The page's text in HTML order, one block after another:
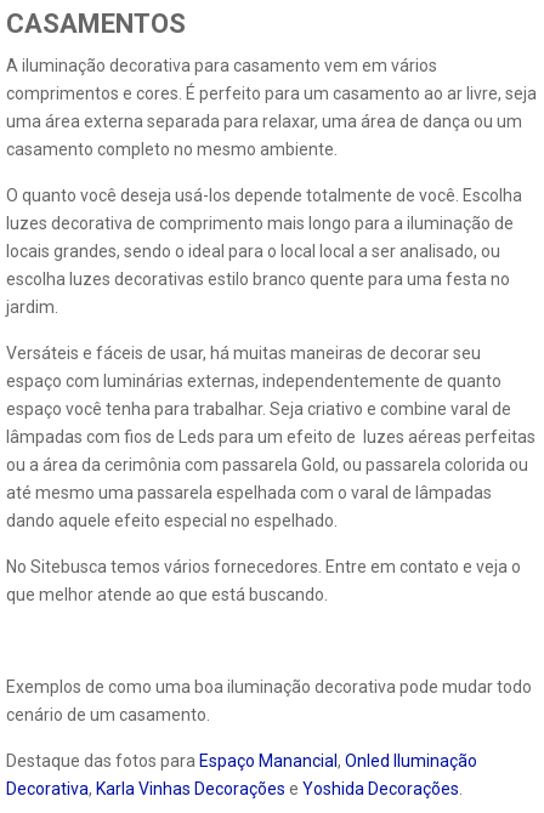
CASAMENTOS
A iluminação decorativa para casamento vem em vários
comprimentos e cores. É perfeito para um casamento ao ar livre, seja
uma área externa separada para relaxar, uma área de dança ou um
casamento completo no mesmo ambiente.
O quanto você deseja usá-los depende totalmente de você. Escolha
luzes decorativa de comprimento mais longo para a iluminação de
locais grandes, sendo o ideal para o local local a ser analisado, ou
escolha luzes decorativas estilo branco quente para uma festa no
jardim.
Versáteis e fáceis de usar, há muitas maneiras de decorar seu
espaço com luminárias externas, independentemente de quanto
espaço você tenha para trabalhar. Seja criativo e combine varal de
lâmpadas com fios de Leds para um efeito de luzes aéreas perfeitas
ou a área da cerimônia com passarela Gold, ou passarela colorida ou
até mesmo uma passarela espelhada com o varal de lâmpadas
dando aquele efeito especial no espelhado.
No Sitebusca temos vários fornecedores. Entre em contato e veja o
que melhor atende ao que está buscando.
Exemplos de como uma boa iluminação decorativa pode mudar todo
cenário de um casamento.
Destaque das fotos para Espaço Manancial, Onled Iluminação
Decorativa, Karla Vinhas Decorações e Yoshida Decorações